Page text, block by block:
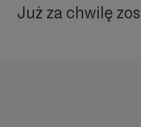
Już za chwilę